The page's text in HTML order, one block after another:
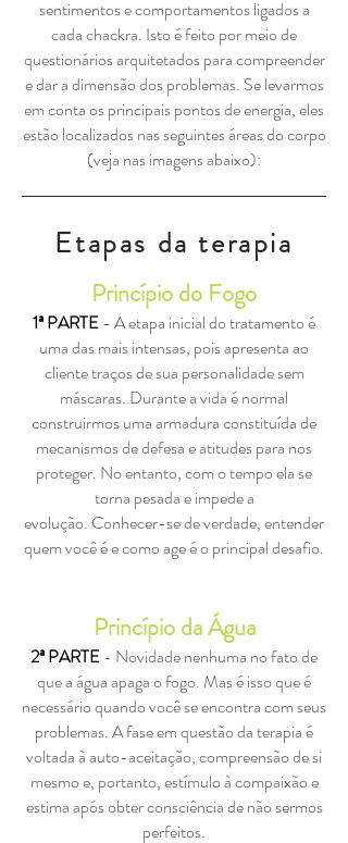
sentimentos e comportamentos ligados a
cada chackra. Isto é feito por meio de
questionários arquitetados para compreender
e dar a dimensão dos problemas. Se levarmos
em conta os principais pontos de energia, eles
estão localizados nas seguintes áreas do corpo
(veja nas imagens abaixo):
Etapas da terapia
Princípio do Fogo
1ª PARTE- A etapa inicial do tratamento é
uma das mais intensas, pois apresenta ao
cliente traços de sua personalidade sem
máscaras. Durante a vida é normal
construirmos uma armadura constituída de
mecanismos de defesa e atitudes para nos
proteger. No entanto, com o tempo ela se
torna pesada e impede a
evolução. Conhecer-se de verdade, entender
quem você é e como age é o principal desafio.
Princípio da Água
2ª PARTE- Novidade nenhuma no fato de
que a água apaga o fogo. Mas é isso que é
necessário quando você se encontra com seus
problemas. A fase em questão da terapia é
voltada à auto-aceitação, compreensão de si
mesmo e, portanto, estímulo à compaixão e
estima após obter consciência de não sermos
perfeitos.